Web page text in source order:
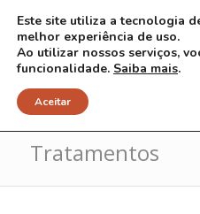
Arquivo para
Tratamentos
Este site utiliza a tecnologia
melhor experiência de uso.
Ao utilizar nossos serviços,
funcionalidade. Saiba mais.
Aceitar